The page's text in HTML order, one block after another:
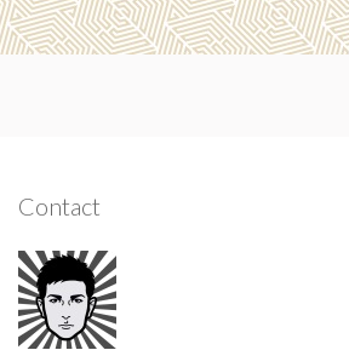
Contact